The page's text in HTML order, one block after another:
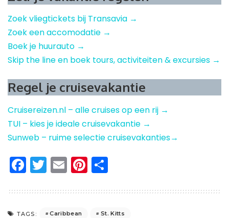
Zoek vliegtickets bij Transavia →
Zoek een accomodatie →
Boek je huurauto →
Skip the line en boek tours, activiteiten & excursies →
Regel je cruisevakantie
Cruisereizen.nl – alle cruises op een rij →
TUI – kies je ideale cruisevakantie →
Sunweb – ruime selectie cruisevakanties→
Facebook
Twitter
EmailPinterest
TAGS: Caribbean St. Kitts